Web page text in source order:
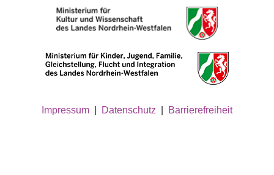
Impressum Datenschutz Barrierefreiheit